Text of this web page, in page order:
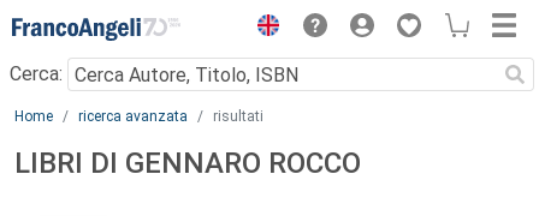
Menu
Cerca:
Main content
Home ricerca avanzata risultati
LIBRI DI GENNARO ROCCO